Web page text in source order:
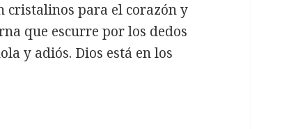
cristalinos para el corazón y
que escurre por los dedos
y adiós. Dios está en los